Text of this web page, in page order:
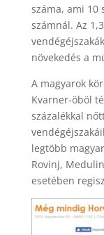
száma, ami 10
számnál. Az
növekedés a
A magyarok
Kvarner-öböl
százalékkal
legtöbb
Rovinj,
esetében